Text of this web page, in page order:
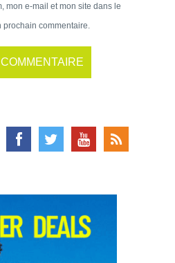
mon e-mail et mon site dans le
prochain commentaire.